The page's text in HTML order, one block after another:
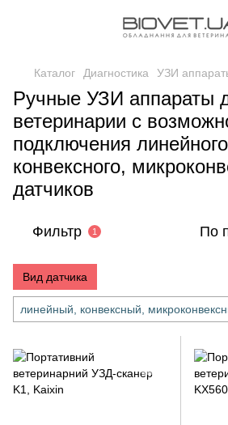
Каталог Диагностика УЗИ
Ручные УЗИ аппараты
ветеринарии с
подключения
конвексного,
датчиков
Фильтр 1 По
Вид датчика
линейный, конвексный,